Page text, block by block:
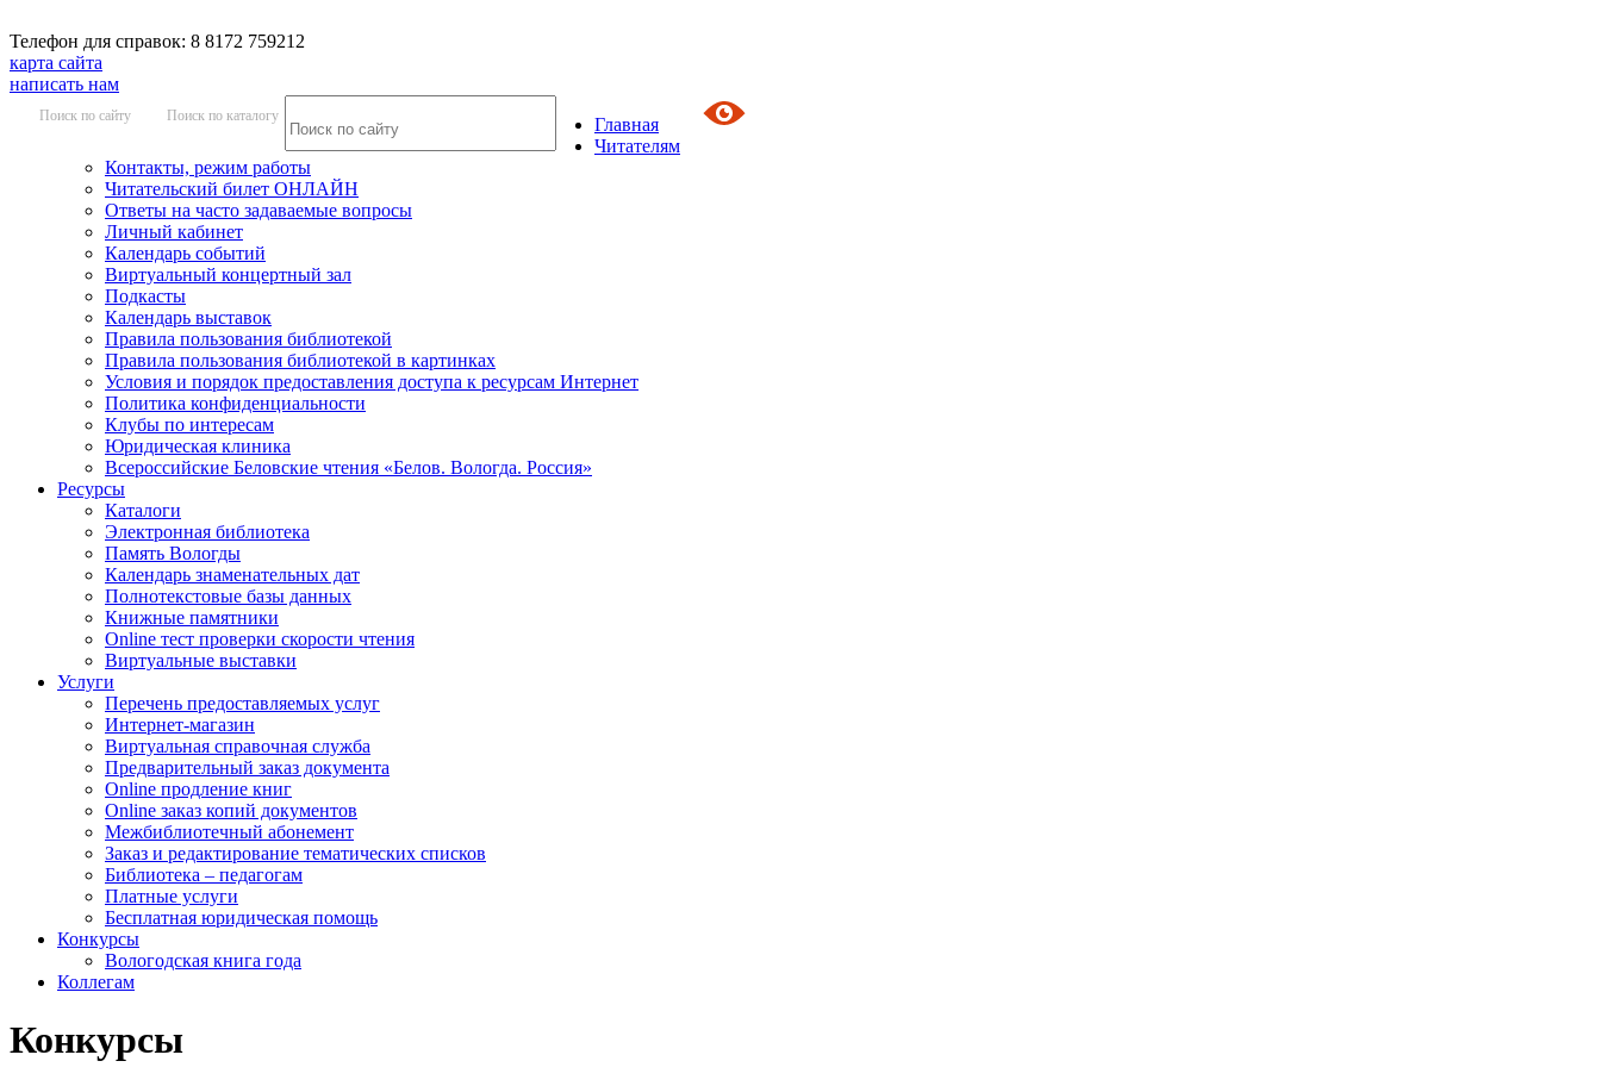
Телефон для справок: 8 8172 759212
карта сайта
написать нам
Поиск по сайту Поиск по каталогу
Главная
Читателям
Контакты, режим работы
Читательский билет ОНЛАЙН
Ответы на часто задаваемые вопросы
Личный кабинет
Календарь событий
Виртуальный концертный зал
Подкасты
Календарь выставок
Правила пользования библиотекой
Правила пользования библиотекой в картинках
Условия и порядок предоставления доступа к ресурсам Интернет
Политика конфиденциальности
Клубы по интересам
Юридическая клиника
Всероссийские Беловские чтения «Белов. Вологда. Россия»
Ресурсы
Каталоги
Электронная библиотека
Память Вологды
Календарь знаменательных дат
Полнотекстовые базы данных
Книжные памятники
Online тест проверки скорости чтения
Виртуальные выставки
Услуги
Перечень предоставляемых услуг
Интернет-магазин
Виртуальная справочная служба
Предварительный заказ документа
Online продление книг
Online заказ копий документов
Межбиблиотечный абонемент
Заказ и редактирование тематических списков
Библиотека – педагогам
Платные услуги
Бесплатная юридическая помощь
Конкурсы
Вологодская книга года
Коллегам
Конкурсы